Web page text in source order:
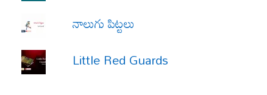
నాలుగు పిట్టలు
Little Red Guards